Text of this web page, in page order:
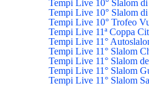
Tempi Live 10° Slalom
Tempi Live 10° Slalom
Tempi Live 10° Trofeo
Tempi Live 11ª Coppa
Tempi Live 11°
Tempi Live 11° Slalom
Tempi Live 11° Slalom
Tempi Live 11° Slalom
Tempi Live 11° Slalom